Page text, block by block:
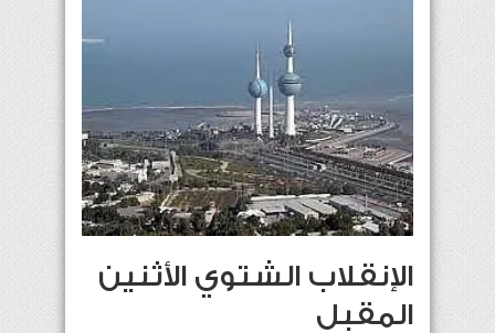
الإنقلاب الشتوي الأثنين
المقبل